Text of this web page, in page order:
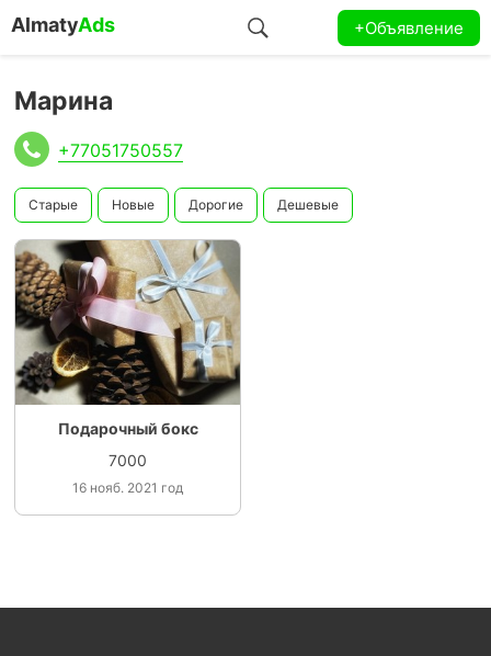
AlmatyAds +Объявление
Марина
+77051750557
Старые Новые Дорогие Дешевые
Подарочный бокс
7000
16 нояб. 2021 год